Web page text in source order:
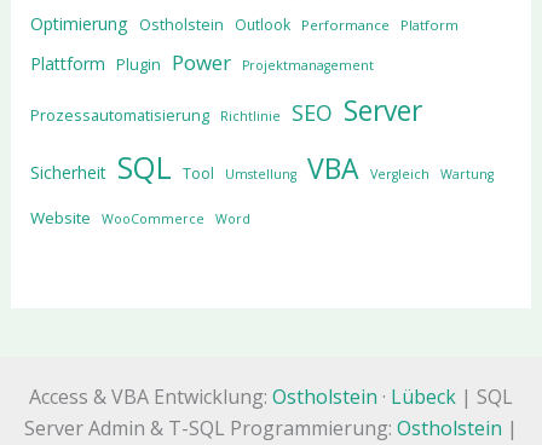
Optimierung Ostholstein Outlook Performance Platform
Plattform Plugin Power Projektmanagement
Prozessautomatisierung Richtlinie SEO Server
Sicherheit SQL Tool Umstellung VBA Vergleich Wartung
Website WooCommerce Word
Access & VBA Entwicklung: Ostholstein · Lübeck | SQL
Server Admin & T-SQL Programmierung: Ostholstein |